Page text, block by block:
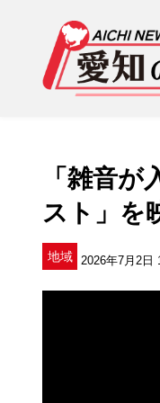
「雑音
スト」を
地域 2026年7月2日